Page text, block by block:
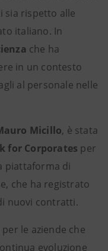
sia rispetto alle
italiano. In
che ha
in un contesto
al personale nelle
Micillo, è stata
for Corporates per
piattaforma di
che ha registrato
nuovi contratti.
le aziende che
evoluzione